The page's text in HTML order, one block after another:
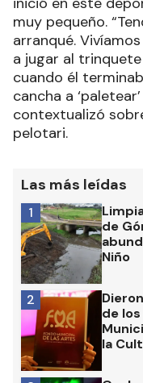
muy pequeño.
arranqué.
a jugar al
cuando él
cancha a
contextualizó
pelotari.
Las más leídas
de
Niño
1
de
la
2